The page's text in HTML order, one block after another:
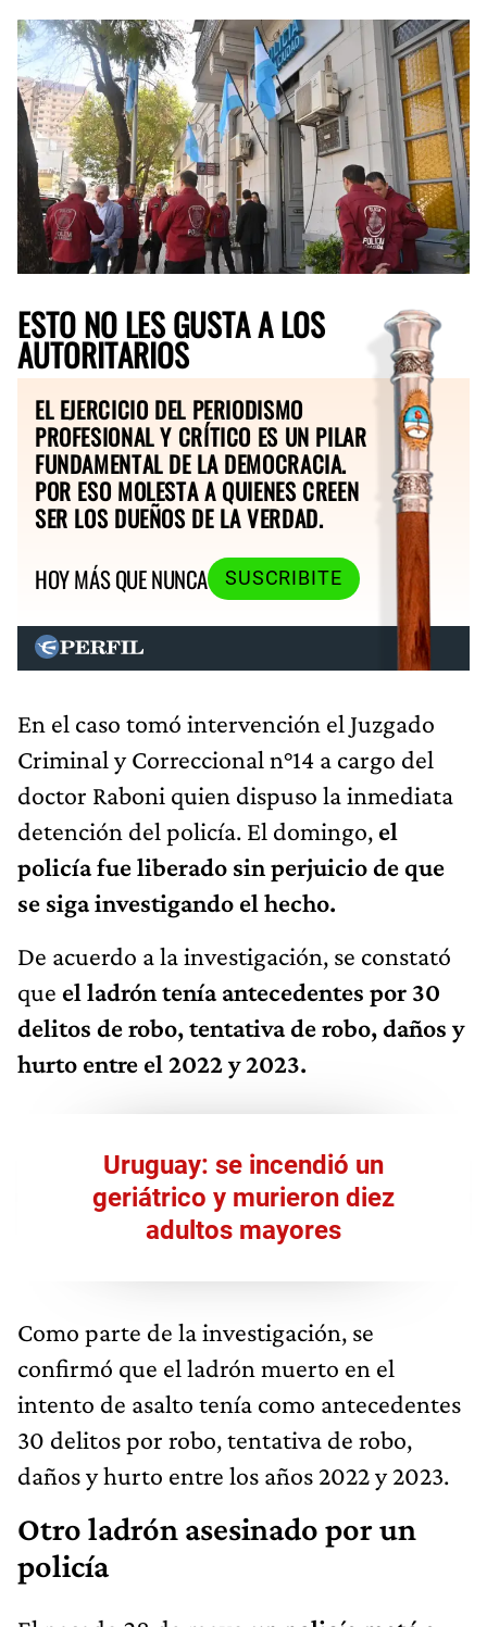
ESTO NO LES GUSTA A LOS
AUTORITARIOS
EL EJERCICIO DEL PERIODISMO
PROFESIONAL Y CRÍTICO ES UN PILAR
FUNDAMENTAL DE LA DEMOCRACIA.
POR ESO MOLESTA A QUIENES CREEN
SER LOS DUEÑOS DE LA VERDAD.
HOY MÁS QUE NUNCA
SUSCRIBITE
En el caso tomó intervención el Juzgado
Criminal y Correccional n°14 a cargo del
doctor Raboni quien dispuso la inmediata
detención del policía. El domingo, el
policía fue liberado sin perjuicio de que
se siga investigando el hecho.
De acuerdo a la investigación, se constató
que el ladrón tenía antecedentes por 30
delitos de robo, tentativa de robo, daños y
hurto entre el 2022 y 2023.
Uruguay: se incendió un
geriátrico y murieron diez
adultos mayores
Como parte de la investigación, se
confirmó que el ladrón muerto en el
intento de asalto tenía como antecedentes
30 delitos por robo, tentativa de robo,
daños y hurto entre los años 2022 y 2023.
Otro ladrón asesinado por un
policía